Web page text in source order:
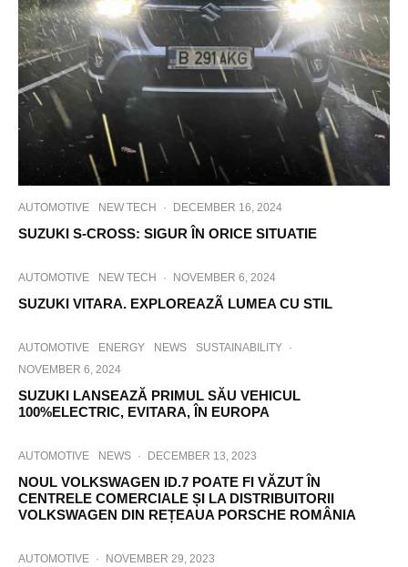
AUTOMOTIVE NEW TECH · DECEMBER 16, 2024
SUZUKI S-CROSS: SIGUR ÎN ORICE SITUATIE
AUTOMOTIVE NEW TECH · NOVEMBER 6, 2024
SUZUKI VITARA. EXPLOREAZÃ LUMEA CU STIL
AUTOMOTIVE ENERGY NEWS SUSTAINABILITY ·
NOVEMBER 6, 2024
SUZUKI LANSEAZĂ PRIMUL SĂU VEHICUL
100%ELECTRIC, EVITARA, ÎN EUROPA
AUTOMOTIVE NEWS · DECEMBER 13, 2023
NOUL VOLKSWAGEN ID.7 POATE FI VĂZUT ÎN
CENTRELE COMERCIALE ȘI LA DISTRIBUITORII
VOLKSWAGEN DIN REȚEAUA PORSCHE ROMÂNIA
AUTOMOTIVE · NOVEMBER 29, 2023